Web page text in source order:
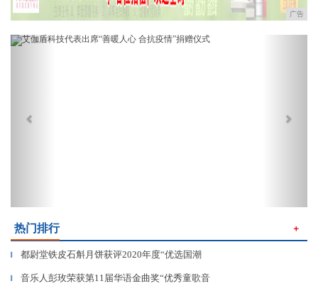
广告
Previous
热门排行 ＋
▎ 都尉堂铁皮石斛月饼获评2020年度“优选国潮
▎ 音乐人彭玫荣获第11届华语金曲奖“优秀童歌音